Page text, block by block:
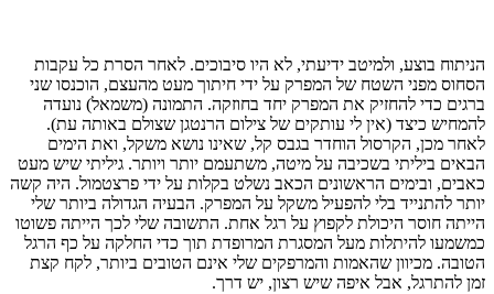
הניתוח בוצע, ולמיטב ידיעתי, לא היו סיבוכים. לאחר הסרת כל עקבות
הסחוס מפני השטח של המפרק על ידי חיתוך מעט מהעצם, הוכנסו שני
ברגים כדי להחזיק את המפרק יחד בחוזקה. התמונה (משמאל) נועדה
להמחיש כיצד (אין לי עותקים של צילום הרנטגן שצולם באותה עת).
לאחר מכן, הקרסול הוחדר בגבס קל, שאינו נושא משקל, ואת הימים
הבאים ביליתי בשכיבה על מיטה, משתעמם יותר ויותר. גיליתי שיש מעט
כאבים, ובימים הראשונים הכאב נשלט בקלות על ידי פרצטמול. היה קשה
יותר להתנייד בלי להפעיל משקל על המפרק. הבעיה הגדולה ביותר שלי
הייתה חוסר היכולת לקפוץ על רגל אחת. התשובה שלי לכך הייתה פשוטו
כמשמעו להיתלות מעל המסגרת המרופדת תוך כדי החלקה על כף הרגל
הטובה. מכיוון שהאמות והמרפקים שלי אינם הטובים ביותר, לקח קצת
זמן להתרגל, אבל איפה שיש רצון, יש דרך.